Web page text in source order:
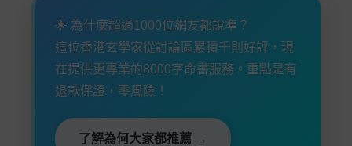
🌟 為什麼超過1000位網友都說準？
這位香港玄學家從討論區累積千則好評，現
在提供更專業的8000字命書服務。重點是有
退款保證，零風險！
了解為何大家都推薦 →